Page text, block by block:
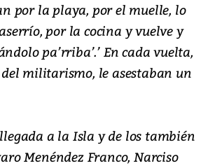
por la playa, por el muelle, lo
por la cocina y vuelve y
pa’rriba’.’ En cada vuelta,
del militarismo, le asestaban un
a la Isla y de los también
Menéndez Franco, Narciso